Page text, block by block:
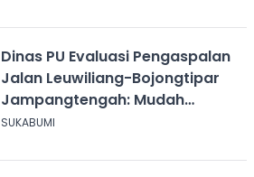
Dinas PU Evaluasi Pengaspalan
Jalan Leuwiliang-Bojongtipar
Jampangtengah: Mudah
Mengelupas
SUKABUMI